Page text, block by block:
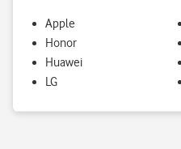
Apple
Honor
Huawei
LG